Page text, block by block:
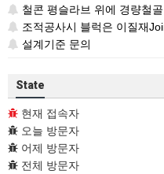
철콘 평슬라브 위에 경량철
조적공사시 블럭은 이질재Joint구간 실란트
설계기준 문의
State
현재 접속자
오늘 방문자
어제 방문자
전체 방문자